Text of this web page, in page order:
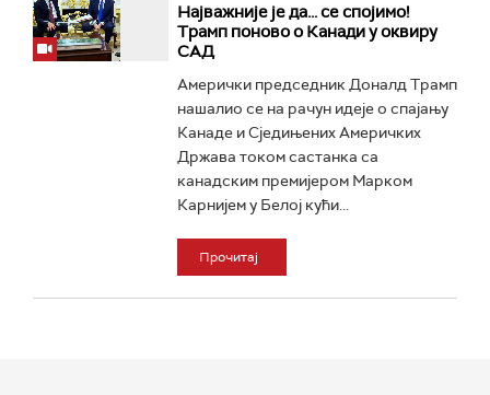
Најважније је да... се спојимо!
Трамп поново о Канади у оквиру
САД
Амерички председник Доналд Трамп
нашалио се на рачун идеје о спајању
Канаде и Сједињених Америчких
Држава током састанка са
канадским премијером Марком
Карнијем у Белој кући...
Прочитај